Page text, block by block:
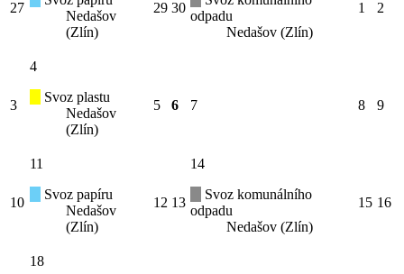
27
Nedašov
(Zlín)
29 30
odpadu
Nedašov (Zlín)
1 2
3
4
Svoz plastu
Nedašov
(Zlín)
5 6 7 8 9
10
11
Svoz papíru
Nedašov
(Zlín)
12 13
14
Svoz komunálního
odpadu
Nedašov (Zlín)
15 16
18